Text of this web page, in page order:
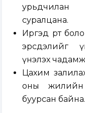
суралцана.
Иргэд өөрт
эрсдэлийг
үнэлэх
Цахим
оны жилийн
буурсан байна.